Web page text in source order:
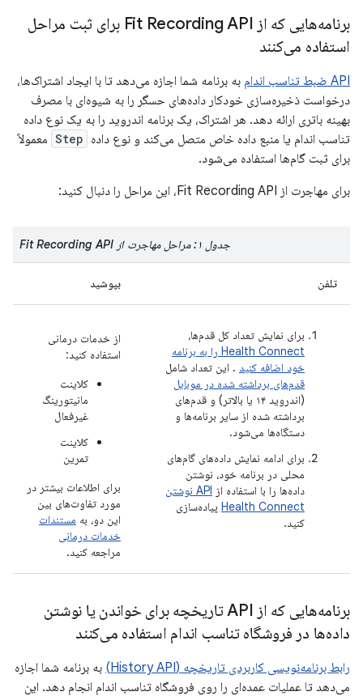
برنامه‌هایی که از Fit Recording API برای ثبت مراحل
استفاده می‌کنند
API ضبط تناسب اندام
به برنامه شما اجازه می‌دهد تا با ایجاد اشتراک‌ها،
درخواست ذخیره‌سازی خودکار داده‌های حسگر را به شیوه‌ای با مصرف
بهینه باتری ارائه دهد. هر اشتراک، یک برنامه اندروید را به یک نوع داده
تناسب اندام یا منبع داده خاص متصل می‌کند و نوع داده Step معمولاً
برای ثبت گام‌ها استفاده می‌شود.
برای مهاجرت از Fit Recording API، این مراحل را دنبال کنید:
جدول ۱: مراحل مهاجرت از Fit Recording API
تلفن بپوشید
برای نمایش تعداد کل قدم‌ها،
Health Connect را به برنامه
خود اضافه کنید . این تعداد شامل
قدم‌های برداشته شده در موبایل
(اندروید ۱۴ یا بالاتر) و قدم‌های
برداشته شده از سایر برنامه‌ها و
دستگاه‌ها می‌شود.
برای ادامه نمایش داده‌های گام‌های
محلی در برنامه خود، نوشتن
داده‌ها را با استفاده از
API نوشتن
Health Connect پیاده‌سازی
کنید.
از خدمات درمانی
استفاده کنید:
کلاینت
مانیتورینگ
غیرفعال
کلاینت
تمرین
برای اطلاعات بیشتر در
مورد تفاوت‌های بین
این دو، به مستندات
خدمات درمانی
مراجعه کنید.
برنامه‌هایی که از API تاریخچه برای خواندن یا نوشتن
داده‌ها در فروشگاه تناسب اندام استفاده می‌کنند
رابط برنامه‌نویسی کاربردی تاریخچه (History API)
به برنامه شما اجازه
می‌دهد تا عملیات عمده‌ای را روی فروشگاه تناسب اندام انجام دهد. این